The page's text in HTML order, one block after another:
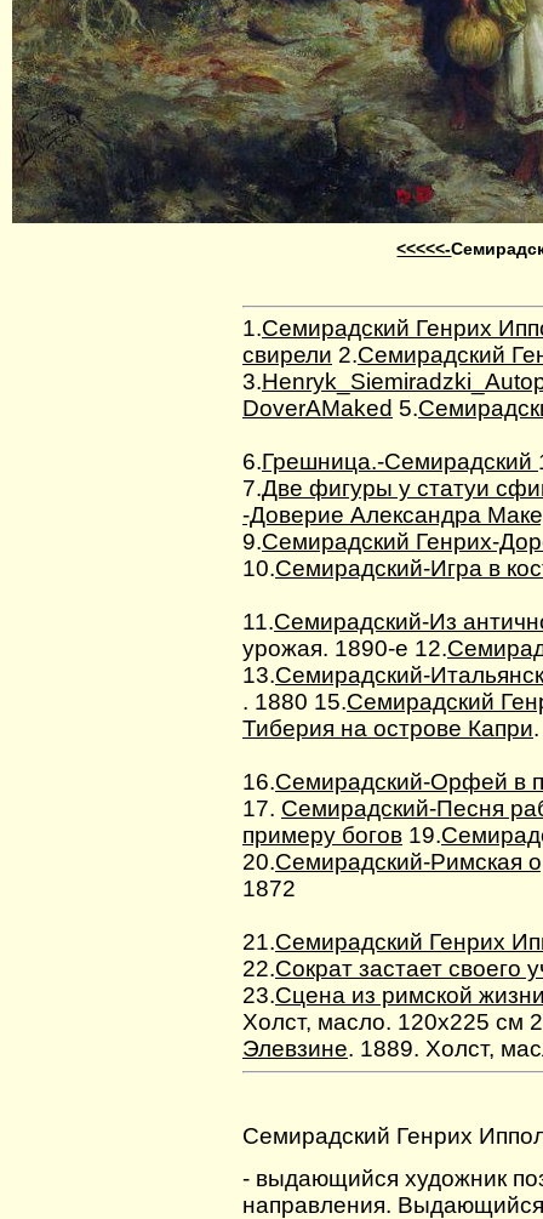
<<<<<-
1.Семирадский Генрих
свирели 2.Семирадский
3.
DoverAMaked 5.
6.Грешница.-Семирадский
7.Две фигуры у статуи
-Доверие Александра
9.Семирадский Генрих-
10.Семирадский-Игра в
11.Семирадский-Из
урожая. 1890-е 12.
13.Семирадский-
. 1880 15.Семирадский
Тиберия на острове Капри
16.Семирадский-Орфей в
17. Семирадский-Песня
примеру богов 19.
20.Семирадский-Римская
1872
21.Семирадский Генрих
22.Сократ застает своего
23.Сцена из римской
Холст, масло. 120х225 см
Элевзине. 1889. Холст,
Семирадский Генрих
- выдающийся художник
направления. Выдающийся